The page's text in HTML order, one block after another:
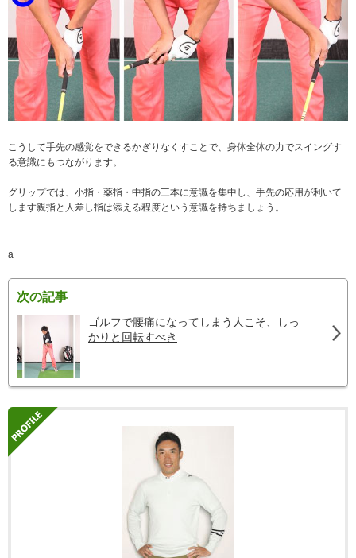
こうして手先の感覚をできるかぎりなくすことで、身体全体の力でスイングす
る意識にもつながります。
グリップでは、小指・薬指・中指の三本に意識を集中し、手先の応用が利いて
します親指と人差し指は添える程度という意識を持ちましょう。
a
次の記事
ゴルフで腰痛になってしまう人こそ、しっ
かりと回転すべき